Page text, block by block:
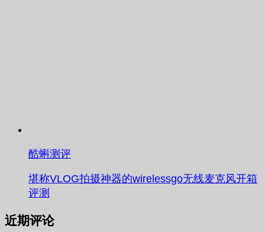
酷蝌测评
堪称VLOG拍摄神器的wirelessgo无线麦克风开箱
评测
近期评论